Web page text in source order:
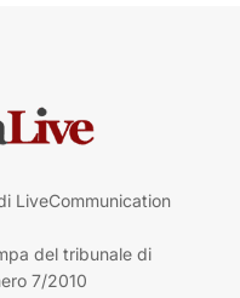
LiveCommunication
del tribunale di
7/2010